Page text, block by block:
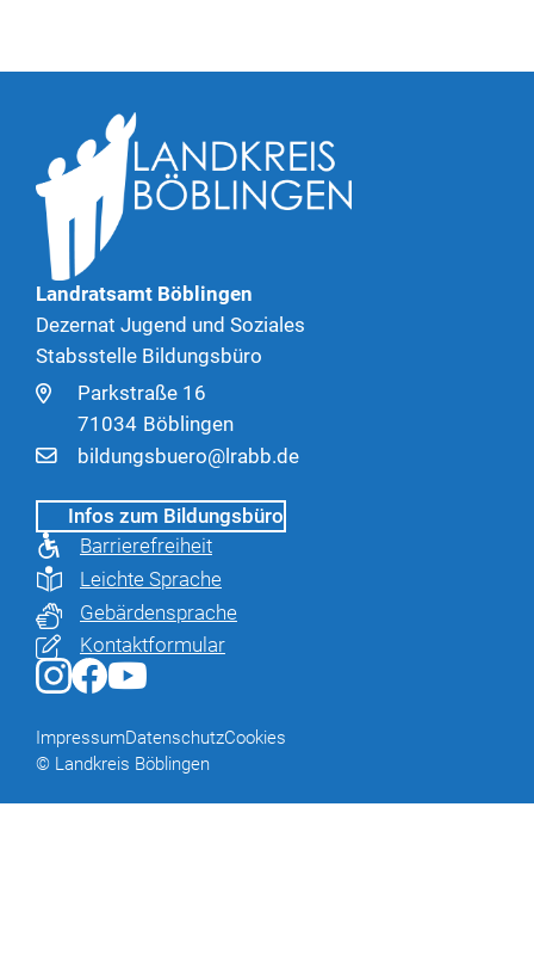
Landratsamt Böblingen
Dezernat Jugend und Soziales
Stabsstelle Bildungsbüro
Parkstraße 16
71034 Böblingen
bildungsbuero@lrabb.de
Infos zum Bildungsbüro
Barrierefreiheit
Leichte Sprache
Gebärdensprache
Kontaktformular
ImpressumDatenschutzCookies
© Landkreis Böblingen